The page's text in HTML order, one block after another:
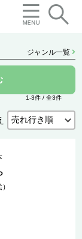
ジャンル一覧
1-3件 / 全3件